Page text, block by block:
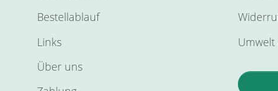
Bestellablauf
Links
Über uns